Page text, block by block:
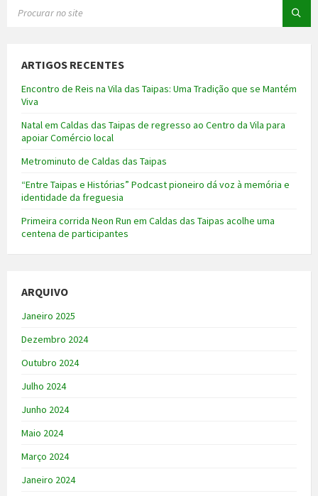
ARTIGOS RECENTES
Encontro de Reis na Vila das Taipas: Uma Tradição que se Mantém
Viva
Natal em Caldas das Taipas de regresso ao Centro da Vila para
apoiar Comércio local
Metrominuto de Caldas das Taipas
“Entre Taipas e Histórias” Podcast pioneiro dá voz à memória e
identidade da freguesia
Primeira corrida Neon Run em Caldas das Taipas acolhe uma
centena de participantes
ARQUIVO
Janeiro 2025
Dezembro 2024
Outubro 2024
Julho 2024
Junho 2024
Maio 2024
Março 2024
Janeiro 2024